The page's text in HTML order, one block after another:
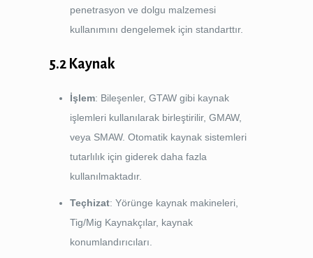
penetrasyon ve dolgu malzemesi
kullanımını dengelemek için standarttır.
5.2 Kaynak
İşlem: Bileşenler, GTAW gibi kaynak
işlemleri kullanılarak birleştirilir, GMAW,
veya SMAW. Otomatik kaynak sistemleri
tutarlılık için giderek daha fazla
kullanılmaktadır.
Teçhizat: Yörünge kaynak makineleri,
Tig/Mig Kaynakçılar, kaynak
konumlandırıcıları.